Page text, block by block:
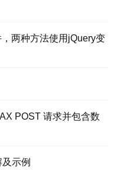
两种方法使用jQuery变
POST 请求并包含数
示例